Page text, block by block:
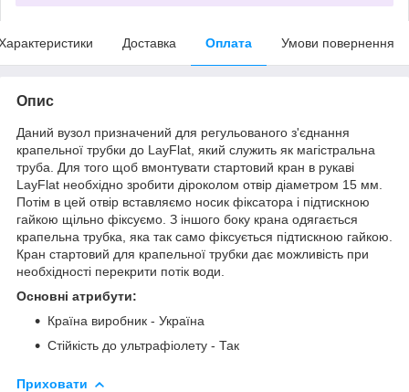
Доставка Оплата Умови повернення
Опис
Даний вузол призначений для регульованого з'єднання
крапельної трубки до LayFlаt, який служить як магістральна
труба. Для того щоб вмонтувати стартовий кран в рукаві
LayFlаt необхідно зробити діроколом отвір діаметром 15 мм.
Потім в цей отвір вставляємо носик фіксатора і підтискною
гайкою щільно фіксуємо. З іншого боку крана одягається
крапельна трубка, яка так само фіксується підтискною гайкою.
Кран стартовий для крапельної трубки дає можливість при
необхідності перекрити потік води.
Основні атрибути:
Країна виробник - Україна
Стійкість до ультрафіолету - Так
Приховати